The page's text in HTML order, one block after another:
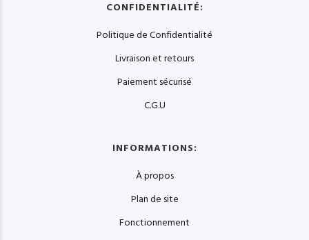
CONFIDENTIALITÉ:
Politique de Confidentialité
Livraison et retours
Paiement sécurisé
C.G.U
INFORMATIONS:
À propos
Plan de site
Fonctionnement